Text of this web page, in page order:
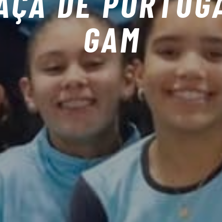
DE
GAM